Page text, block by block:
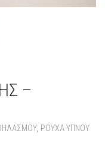
–
ΡΟΥΧΑ ΥΠΝΟΥ